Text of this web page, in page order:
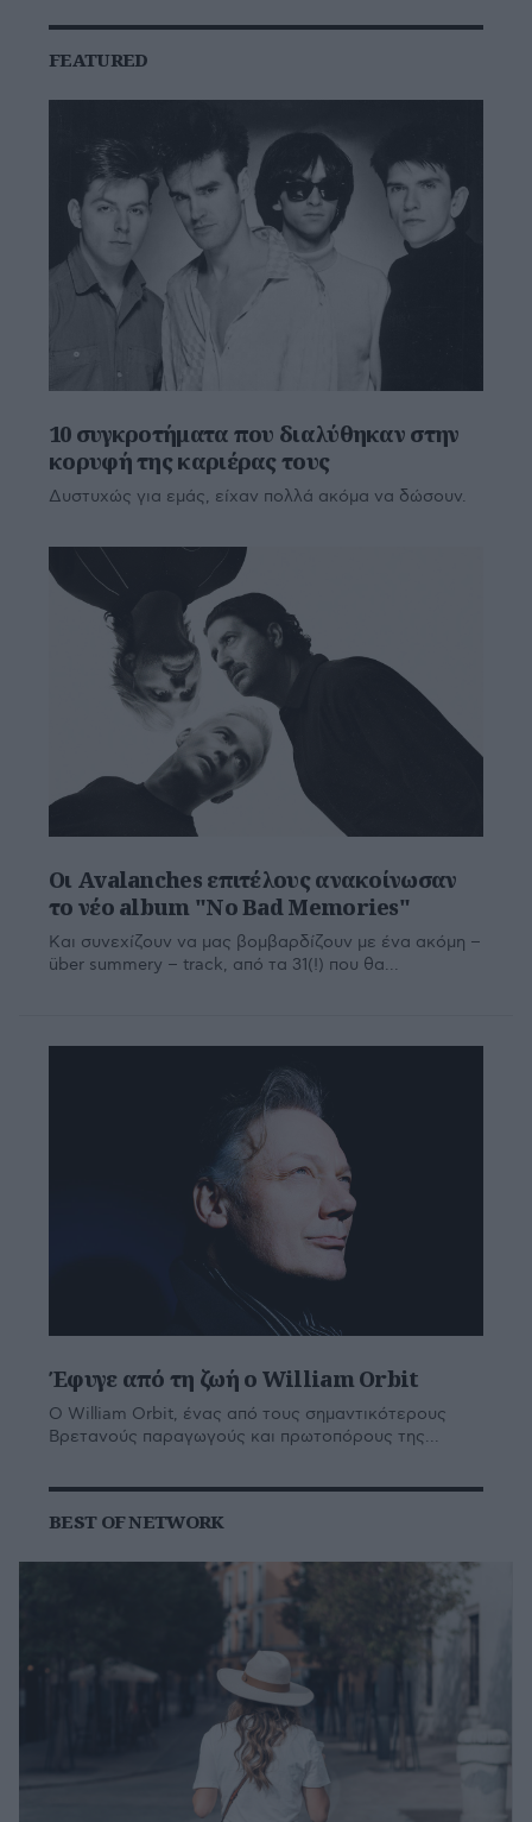
FEATURED
10 συγκροτήματα που διαλύθηκαν στην
κορυφή της καριέρας τους
Δυστυχώς για εμάς, είχαν πολλά ακόμα να δώσουν.
Οι Avalanches επιτέλους ανακοίνωσαν
το νέο album "No Bad Memories"
Και συνεχίζουν να μας βομβαρδίζουν με ένα ακόμη −
über summery − track, από τα 31(!) που θα...
Έφυγε από τη ζωή ο William Orbit
Ο William Orbit, ένας από τους σημαντικότερους
Βρετανούς παραγωγούς και πρωτοπόρους της...
BEST OF NETWORK